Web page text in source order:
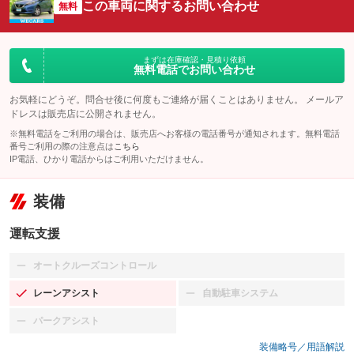
無料 この車両に関するお問い合わせ
まずは在庫確認・見積り依頼
無料電話でお問い合わせ
お気軽にどうぞ。問合せ後に何度もご連絡が届くことはありません。 メールア
ドレスは販売店に公開されません。
※無料電話をご利用の場合は、販売店へお客様の電話番号が通知されます。無料電話
番号ご利用の際の注意点は こちら
IP電話、ひかり電話からはご利用いただけません。
装備
運転支援
オートクルーズコントロール
：装備なし
レーンアシスト
：装備あり 自動駐車システム
：装備なし
パークアシスト
：装備なし
装備略号／用語解説